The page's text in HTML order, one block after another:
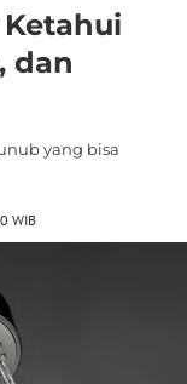
dan
yang bisa
WIB